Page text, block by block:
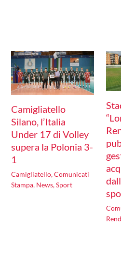
Camigliatello
Silano, l’Italia
Under 17 di Volley
supera la Polonia 3-
1
Camigliatello,Comunicati
Stampa, News,Sport